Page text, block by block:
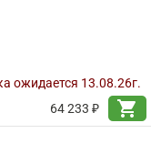
ожидается 13.08.26г.
64 233 ₽
shopping_cart